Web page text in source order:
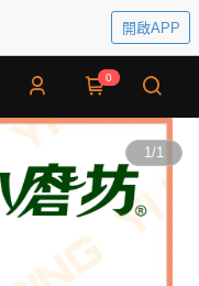
開啟APP
0
1/1